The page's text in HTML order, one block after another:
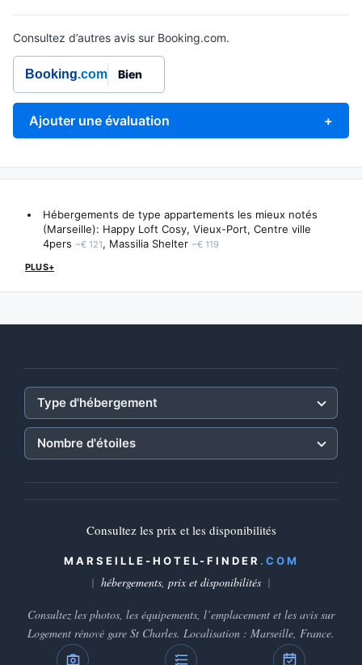
Consultez d’autres avis sur Booking.com.
Booking.com Bien
Ajouter une évaluation +
Hébergements de type appartements les mieux notés
(Marseille): Happy Loft Cosy, Vieux-Port, Centre ville
4pers ~€ 121, Massilia Shelter ~€ 119
PLUS+
Type d'hébergement
Nombre d'étoiles
Consultez les prix et les disponibilités
MARSEILLE-HOTEL-FINDER .COM
hébergements, prix et disponibilités
Consultez les photos, les équipements, l’emplacement et les avis sur
Logement rénové gare St Charles. Localisation : Marseille, France.